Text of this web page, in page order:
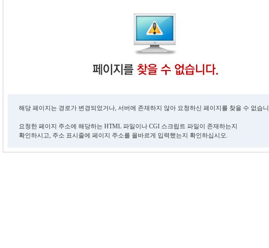
해당 페이지는 경로가 변경되었거나, 서버에 존재하지 않아 요청하신 페이지를 찾을 수 없습
요청한 페이지 주소에 해당하는 HTML 파일이나 CGI 스크립트 파일이 존재하는지
확인하시고, 주소 표시줄에 페이지 주소를 올바르게 입력했는지 확인하십시오.